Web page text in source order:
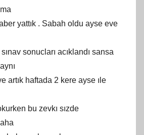
yattık . Sabah oldu ayse eve
sonucları acıklandı sansa
artık haftada 2 kere ayse ıle
bu zevkı sızde